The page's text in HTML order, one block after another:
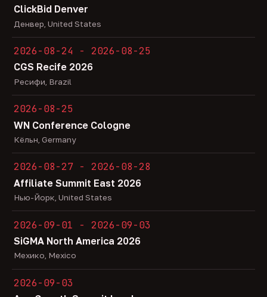
ClickBid Denver
Денвер, United States
2026-08-24 - 2026-08-25
CGS Recife 2026
Ресифи, Brazil
2026-08-25
WN Conference Cologne
Кёльн, Germany
2026-08-27 - 2026-08-28
Affiliate Summit East 2026
Нью-Йорк, United States
2026-09-01 - 2026-09-03
SiGMA North America 2026
Мехико, Mexico
2026-09-03